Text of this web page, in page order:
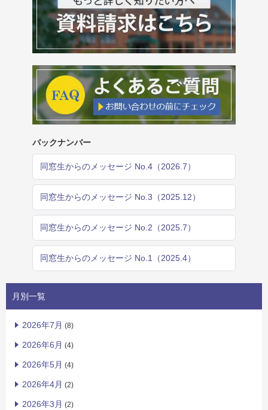
バックナンバー
同窓生からのメッセージ No.4（2026.7）
同窓生からのメッセージ No.3（2025.12）
同窓生からのメッセージ No.2（2025.7）
同窓生からのメッセージ No.1（2025.4）
月別一覧
2026年7月 (8)
2026年6月 (4)
2026年5月 (4)
2026年4月 (2)
2026年3月 (2)